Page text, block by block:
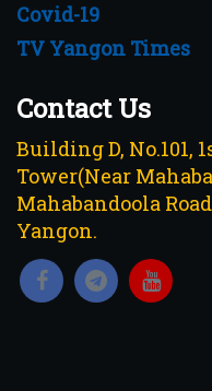
Covid-19
TV Yangon Times
Contact Us
Building D, No.101,
Tower(Near
Mahabandoola
Yangon.